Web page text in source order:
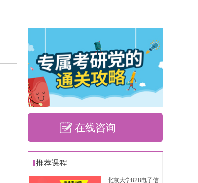
在线咨询
推荐课程
北京大学828电子信